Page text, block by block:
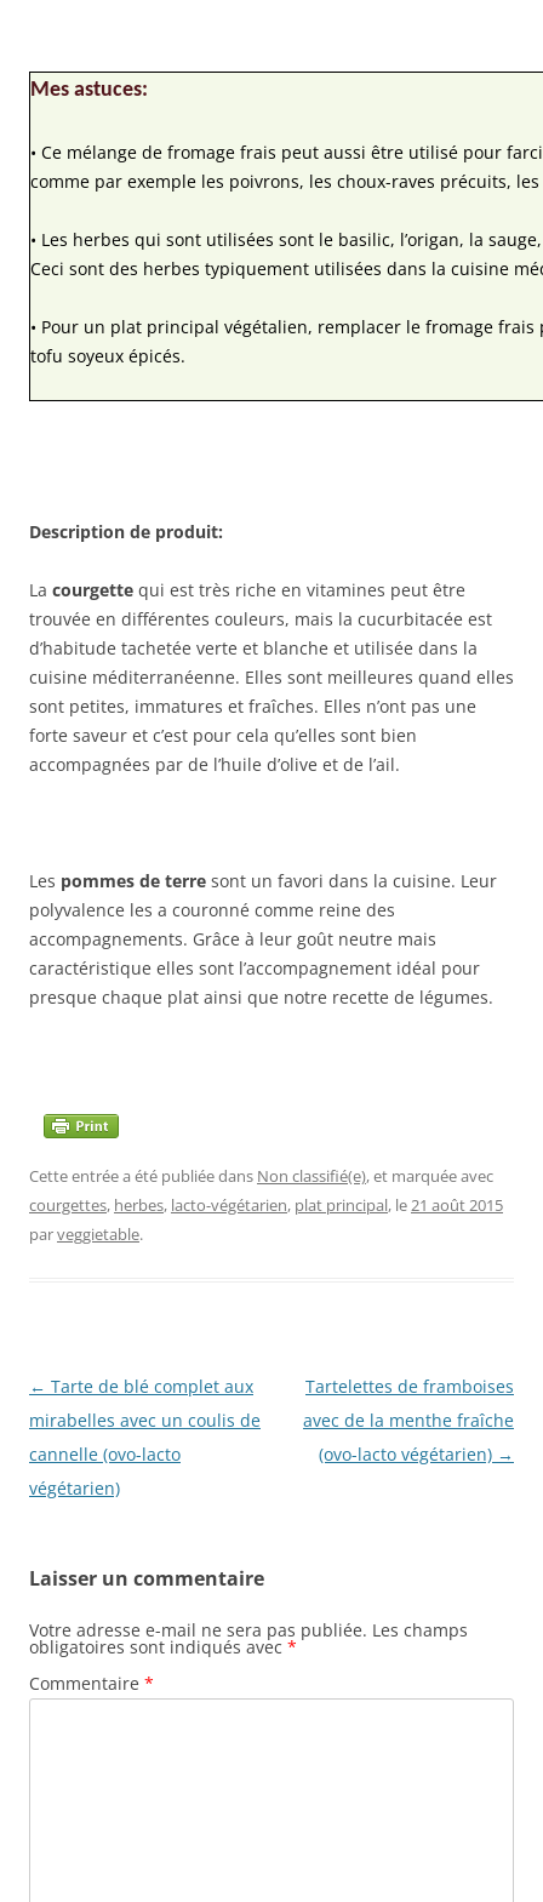
Mes astuces:
• Ce mélange de fromage frais peut aussi être utilisé pour
comme par exemple les poivrons, les choux-raves précuits,
• Les herbes qui sont utilisées sont le basilic, l’origan, la
Ceci sont des herbes typiquement utilisées dans la cuisine
• Pour un plat principal végétalien, remplacer le fromage frais
tofu soyeux épicés.
Description de produit:
La courgette qui est très riche en vitamines peut être
trouvée en différentes couleurs, mais la cucurbitacée est
d’habitude tachetée verte et blanche et utilisée dans la
cuisine méditerranéenne. Elles sont meilleures quand elles
sont petites, immatures et fraîches. Elles n’ont pas une
forte saveur et c’est pour cela qu’elles sont bien
accompagnées par de l’huile d’olive et de l’ail.
Les pommes de terre sont un favori dans la cuisine. Leur
polyvalence les a couronné comme reine des
accompagnements. Grâce à leur goût neutre mais
caractéristique elles sont l’accompagnement idéal pour
presque chaque plat ainsi que notre recette de légumes.
Cette entrée a été publiée dans Non classifié(e), et marquée avec
courgettes, herbes, lacto-végétarien, plat principal, le21 août 2015
parveggietable.
Navigation
des
articles
← Tarte de blé complet aux
mirabelles avec un coulis de
cannelle (ovo-lacto
végétarien)
Tartelettes de framboises
avec de la menthe fraîche
(ovo-lacto végétarien) →
Laisser un commentaire
Votre adresse e-mail ne sera pas publiée. Les champs
obligatoires sont indiqués avec *
Commentaire *